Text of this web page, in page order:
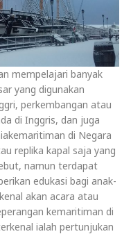
mempelajari banyak
yang digunakan
perkembangan atau
di Inggris, dan juga
di Negara
replika kapal saja yang
namun terdapat
edukasi bagi anak-
akan acara atau
kemaritiman di
ialah pertunjukan